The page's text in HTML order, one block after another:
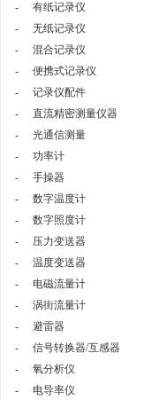
-
有纸记录仪
-
无纸记录仪
-
混合记录仪
-
便携式记录仪
-
记录仪配件
-
直流精密测量仪器
-
光通信测量
-
功率计
-
手操器
-
数字温度计
-
数字照度计
-
压力变送器
-
温度变送器
-
电磁流量计
-
涡街流量计
-
避雷器
-
信号转换器/互感器
-
氧分析仪
-
电导率仪